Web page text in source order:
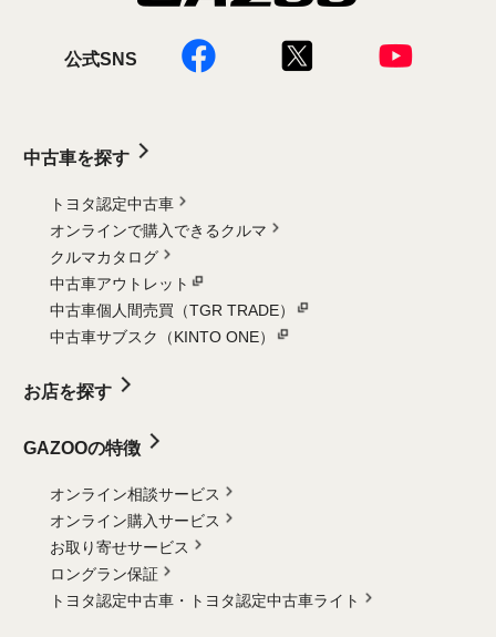
公式SNS
中古車を探す
トヨタ認定中古車
オンラインで購入できるクルマ
クルマカタログ
中古車アウトレット
中古車個人間売買（TGR TRADE）
中古車サブスク（KINTO ONE）
お店を探す
GAZOOの特徴
オンライン相談サービス
オンライン購入サービス
お取り寄せサービス
ロングラン保証
トヨタ認定中古車・
トヨタ認定中古車ライト